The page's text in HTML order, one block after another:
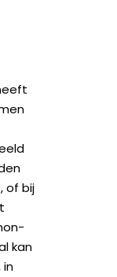
of bij
kan
in